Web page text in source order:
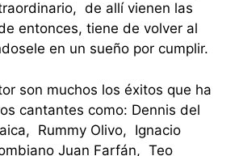
de allí vienen las
entonces, tiene de volver al
en un sueño por cumplir.
son muchos los éxitos que ha
cantantes como: Dennis del
Rummy Olivo, Ignacio
Juan Farfán, Teo